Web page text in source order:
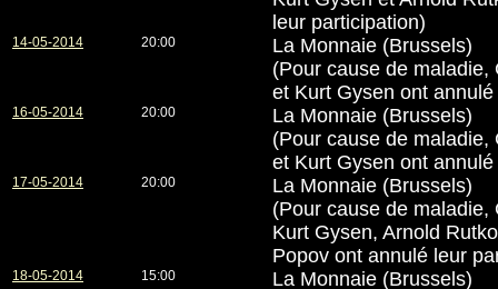
leur participation)
14-05-2014 20:00
La Monnaie (Brussels)
(Pour cause de maladie,
et Kurt Gysen ont
16-05-2014 20:00
La Monnaie (Brussels)
(Pour cause de maladie,
et Kurt Gysen ont
17-05-2014 20:00
La Monnaie (Brussels)
(Pour cause de maladie,
Kurt Gysen, Arnold
Popov ont annulé leur
18-05-2014 15:00
La Monnaie (Brussels)